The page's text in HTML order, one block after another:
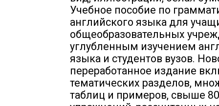
Учебное пособие по
английского языка для
общеобразовательных
углубленным изучением
языка и студентов вузов.
переработанное издание
тематических разделов,
таблиц и примеров, свыше